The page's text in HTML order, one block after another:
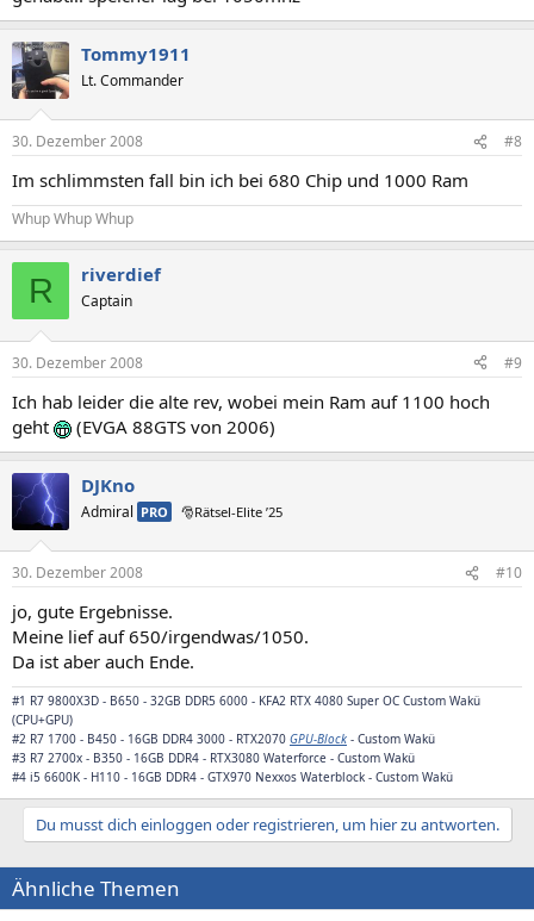
Tommy1911
Lt. Commander
30. Dezember 2008 #8
Im schlimmsten fall bin ich bei 680 Chip und 1000 Ram
Whup Whup Whup
R riverdief
Captain
30. Dezember 2008 #9
Ich hab leider die alte rev, wobei mein Ram auf 1100 hoch
geht
(EVGA 88GTS von 2006)
DJKno
Admiral PRO 🎅Rätsel-Elite ’25
30. Dezember 2008 #10
jo, gute Ergebnisse.
Meine lief auf 650/irgendwas/1050.
Da ist aber auch Ende.
#1 R7 9800X3D - B650 - 32GB DDR5 6000 - KFA2 RTX 4080 Super OC Custom Wakü
(CPU+GPU)
#2 R7 1700 - B450 - 16GB DDR4 3000 - RTX2070 GPU-Block - Custom Wakü
#3 R7 2700x - B350 - 16GB DDR4 - RTX3080 Waterforce - Custom Wakü
#4 i5 6600K - H110 - 16GB DDR4 - GTX970 Nexxos Waterblock - Custom Wakü
Du musst dich einloggen oder registrieren, um hier zu antworten.
Ähnliche Themen